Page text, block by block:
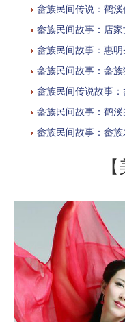
畲族民间传说：鹤
畲族民间故事：店
畲族民间故事：惠
畲族民间故事：畲
畲族民间传说故事
畲族民间故事：鹤
畲族民间故事：畲